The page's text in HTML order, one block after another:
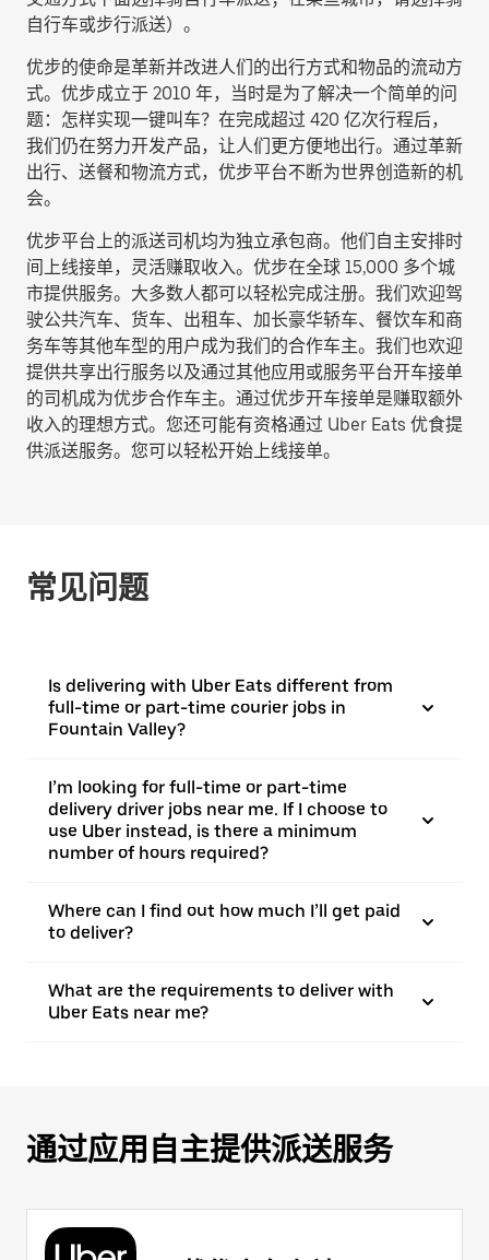
自行车或步行派送）。
优步的使命是革新并改进人们的出行方式和物品的流动方
式。优步成立于 2010 年，当时是为了解决一个简单的问
题：怎样实现一键叫车？在完成超过 420 亿次行程后，
我们仍在努力开发产品，让人们更方便地出行。通过革新
出行、送餐和物流方式，优步平台不断为世界创造新的机
会。
优步平台上的派送司机均为独立承包商。他们自主安排时
间上线接单，灵活赚取收入。优步在全球 15,000 多个城
市提供服务。大多数人都可以轻松完成注册。我们欢迎驾
驶公共汽车、货车、出租车、加长豪华轿车、餐饮车和商
务车等其他车型的用户成为我们的合作车主。我们也欢迎
提供共享出行服务以及通过其他应用或服务平台开车接单
的司机成为优步合作车主。通过优步开车接单是赚取额外
收入的理想方式。您还可能有资格通过 Uber Eats 优食提
供派送服务。您可以轻松开始上线接单。
常见问题
Is delivering with Uber Eats different from
full-time or part-time courier jobs in
Fountain Valley?
I’m looking for full-time or part-time
delivery driver jobs near me. If I choose to
use Uber instead, is there a minimum
number of hours required?
Where can I find out how much I’ll get paid
to deliver?
What are the requirements to deliver with
Uber Eats near me?
通过应用自主提供派送服务